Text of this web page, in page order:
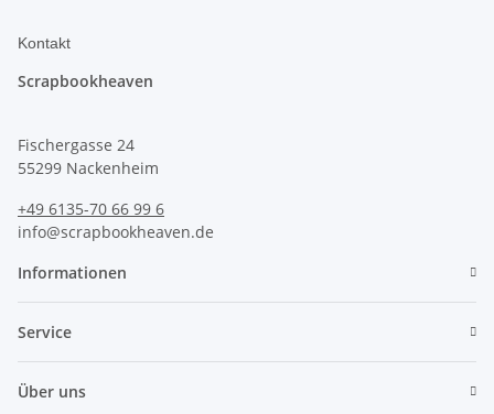
Kontakt
Scrapbookheaven
Fischergasse 24
55299 Nackenheim
+49 6135-70 66 99 6
info@scrapbookheaven.de
Informationen
Service
Über uns